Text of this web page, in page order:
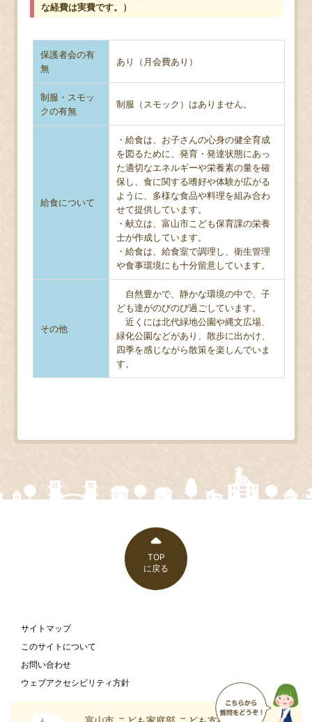
な経費は実費です。）
保護者会の有
無
あり（月会費あり）
制服・スモッ
クの有無
制服（スモック）はありません。
給食について
・給食は、お子さんの心身の健全育成
を図るために、発育・発達状態にあっ
た適切なエネルギーや栄養素の量を確
保し、食に関する嗜好や体験が広がる
ように、多様な食品や料理を組み合わ
せて提供しています。
・献立は、富山市こども保育課の栄養
士が作成しています。
・給食は、給食室で調理し、衛生管理
や食事環境にも十分留意しています。
その他
自然豊かで、静かな環境の中で、子
ども達がのびのび過ごしています。
近くには北代緑地公園や縄文広場、
緑化公園などがあり、散歩に出かけ、
四季を感じながら散策を楽しんでいま
す。
TOP
に戻る
サイトマップ
このサイトについて
お問い合わせ
ウェブアクセシビリティ方針